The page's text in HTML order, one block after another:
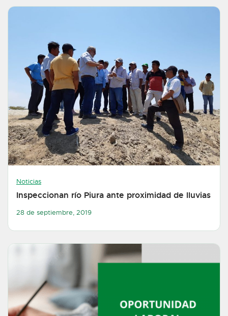
Noticias
Inspeccionan río Piura ante proximidad de lluvias
28 de septiembre, 2019